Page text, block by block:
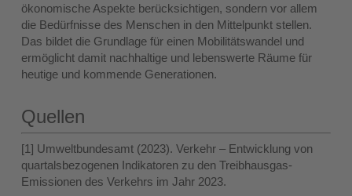
ökonomische Aspekte berücksichtigen, sondern vor allem
die Bedürfnisse des Menschen in den Mittelpunkt stellen.
Das bildet die Grundlage für einen Mobilitätswandel und
ermöglicht damit nachhaltige und lebenswerte Räume für
heutige und kommende Generationen.
Quellen
[1] Umweltbundesamt (2023). Verkehr – Entwicklung von
quartalsbezogenen Indikatoren zu den Treibhausgas-
Emissionen des Verkehrs im Jahr 2023.